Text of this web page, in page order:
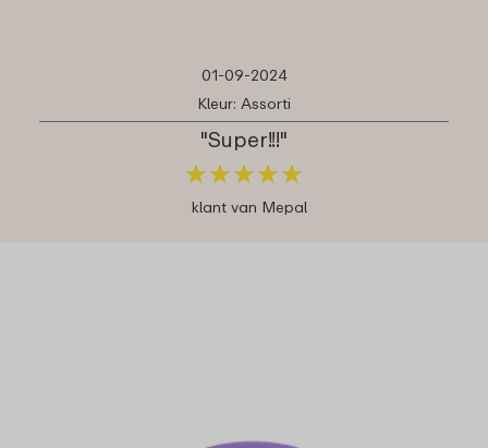
01-09-2024
Kleur: Assorti
"Super!!!"
★★★★★
★★★★★
klant van Mepal